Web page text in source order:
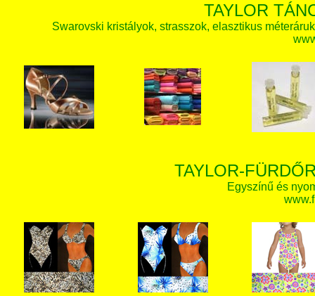
TAYLOR
Swarovski kristályok, strasszok, elasztikus
TAYLOR-
Egyszínű és